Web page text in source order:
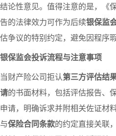
结论性意见。值得注意的是，《
告的法律效力可作为后续银保监
估争议的特别约定，避免因程序
银保监会投诉流程与注意事项
当财产险公司拒认第三方评估结
请的书面材料，包括评估报告、
申请，明确诉求并附相关佐证材
与保险合同条款的约定直接关联